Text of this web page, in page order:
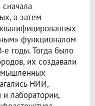
а затем
функционалом
годы. Тогда было
их создавали
НИИ,
и лаборатории,